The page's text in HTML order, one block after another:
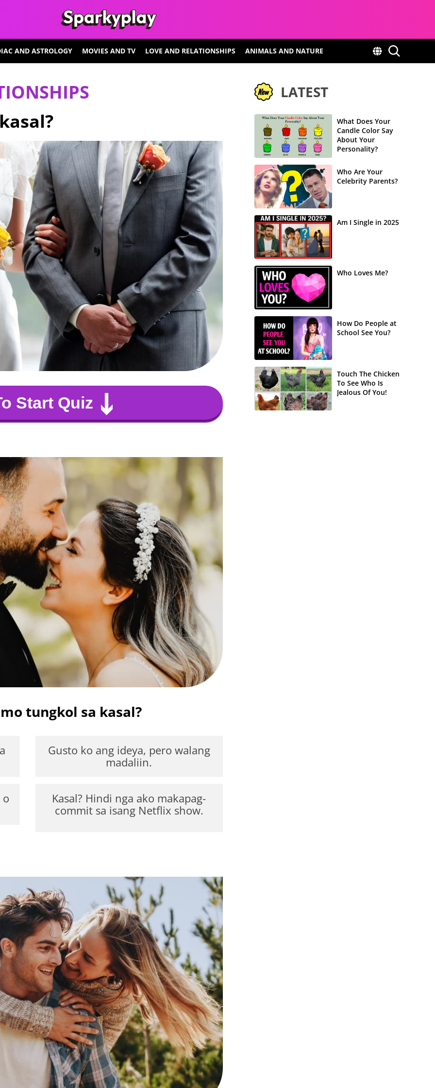
AND ASTROLOGY MOVIES AND TV LOVE AND RELATIONSHIPS ANIMALS AND NATURE
Start Quiz
tungkol sa kasal?
Gusto ko ang ideya, pero walang
madaliin.
Kasal? Hindi nga ako makapag-
commit sa isang Netflix show.
LATEST
What Does Your
Candle Color Say
About Your
Personality?
Who Are Your
Celebrity Parents?
Am I Single in 2025
Who Loves Me?
How Do People at
School See You?
Touch The Chicken
To See Who Is
Jealous Of You!